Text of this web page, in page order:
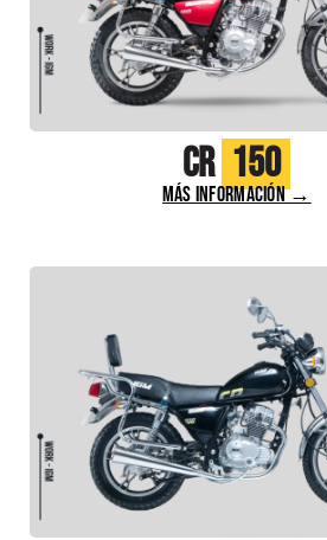
CR 150
MÁS INFORMACIÓN →